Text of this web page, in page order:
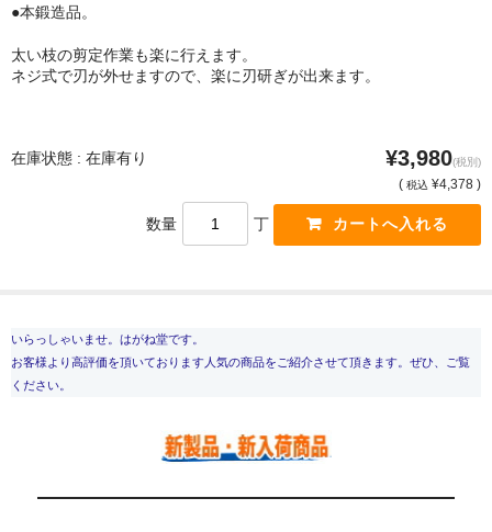
●本鍛造品。
太い枝の剪定作業も楽に行えます。
ネジ式で刃が外せますので、楽に刃研ぎが出来ます。
在庫状態 : 在庫有り ¥3,980(税別)
( 税込 ¥4,378 )
数量 丁
いらっしゃいませ。はがね堂です。
お客様より高評価を頂いております人気の商品をご紹介させて頂きます。ぜひ、ご覧
ください。